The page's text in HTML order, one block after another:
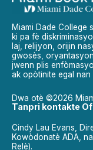
Miami Dade College
ki pa fè
laj, relijyon, orijin
gwosès,
jwenn plis
ak opòtinite egal nan
Dwa otè ©2026
Tanpri kontakte
Cindy Lau Evans,
Kowòdonatè ADA,
Relè).